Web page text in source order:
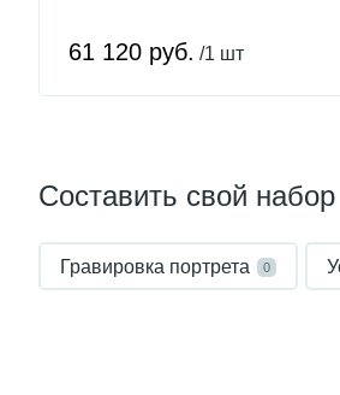
61 120 руб. /1 шт
Составить свой набор
Гравировка портрета 0